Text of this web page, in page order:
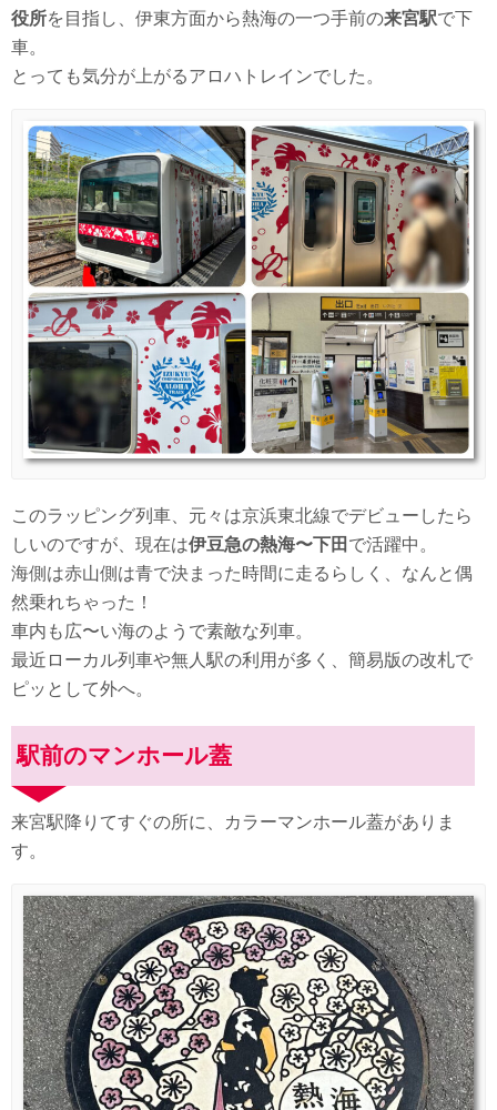
役所を目指し、伊東方面から熱海の一つ手前の来宮駅で下
車。
とっても気分が上がるアロハトレインでした。
このラッピング列車、元々は京浜東北線でデビューしたら
しいのですが、現在は伊豆急の熱海〜下田 で活躍中。
海側は赤山側は青で決まった時間に走るらしく、なんと偶
然乗れちゃった！
車内も広〜い海のようで素敵な列車。
最近ローカル列車や無人駅の利用が多く、簡易版の改札で
ピッとして外へ。
駅前のマンホール蓋
来宮駅降りてすぐの所に、カラーマンホール蓋がありま
す。